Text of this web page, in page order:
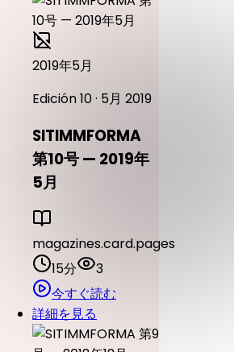
2019年5月
Edición 10 · 5月 2019
SITIMMFORMA
第10号 — 2019年
5月
magazines.card.pages
15分
3
今すぐ読む
詳細を見る